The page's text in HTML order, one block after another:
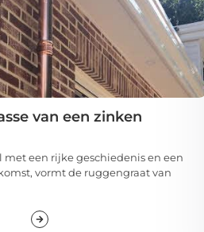
van een zinken
met een rijke geschiedenis en een
vormt de ruggengraat van